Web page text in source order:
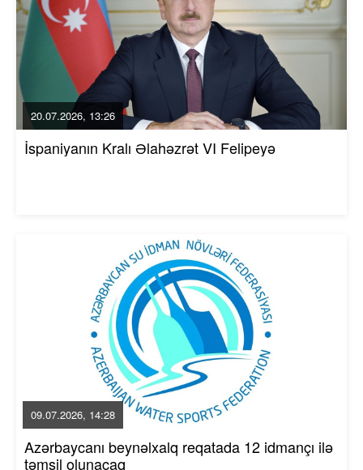
20.07.2026, 13:26
İspaniyanın Kralı Əlahəzrət VI Felipeyə
09.07.2026, 14:28
Azərbaycanı beynəlxalq reqatada 12 idmançı ilə
təmsil olunacaq